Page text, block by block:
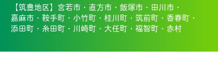
【筑豊地区】 宮若市・ 直方市・飯塚市・ 田川市・
嘉麻市・鞍手町・ 小竹町・桂川町・ 筑前町・香春町・
添田町・ 糸田町・ 川崎町・ 大任町・福智町・ 赤村